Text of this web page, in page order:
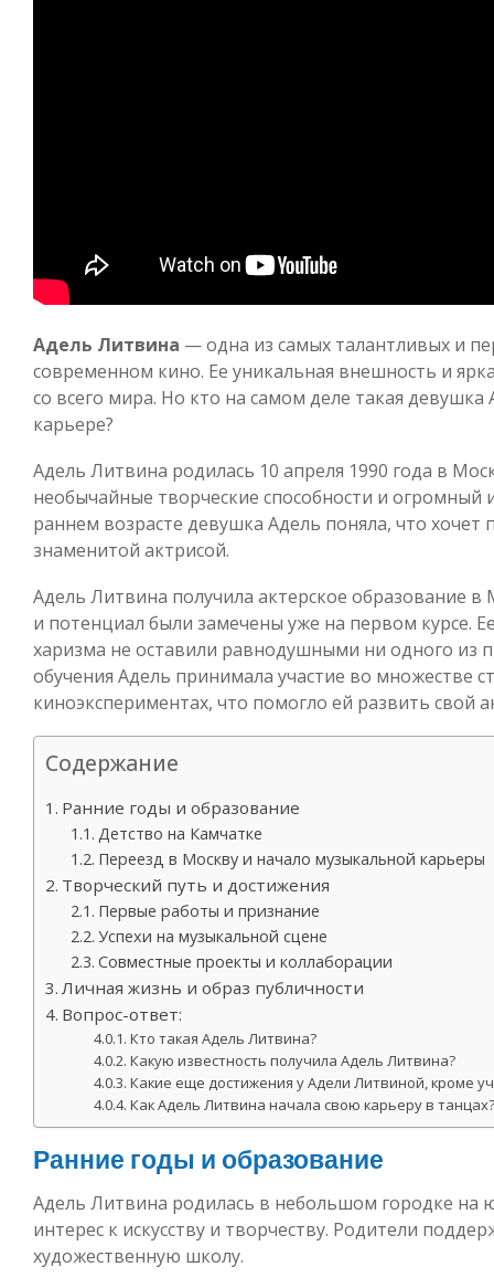
Адель Литвина — одна из самых талантливых и
современном кино. Ее уникальная внешность и
со всего мира. Но кто на самом деле такая девушка
карьере?
Адель Литвина родилась 10 апреля 1990 года в
необычайные творческие способности и огромный
раннем возрасте девушка Адель поняла, что
знаменитой актрисой.
Адель Литвина получила актерское образование в
и потенциал были замечены уже на первом курсе.
харизма не оставили равнодушными ни одного из
обучения Адель принимала участие во множестве
киноэкспериментах, что помогло ей развить свой
Содержание
Ранние годы и образование
Детство на Камчатке
Переезд в Москву и начало музыкальной карьеры
Творческий путь и достижения
Первые работы и признание
Успехи на музыкальной сцене
Совместные проекты и коллаборации
Личная жизнь и образ публичности
Вопрос-ответ:
Кто такая Адель Литвина?
Какую известность получила Адель Литвина?
Какие еще достижения у Адели Литвиной, кроме
Как Адель Литвина начала свою карьеру в
Ранние годы и образование
Адель Литвина родилась в небольшом городке на
интерес к искусству и творчеству. Родители
художественную школу.